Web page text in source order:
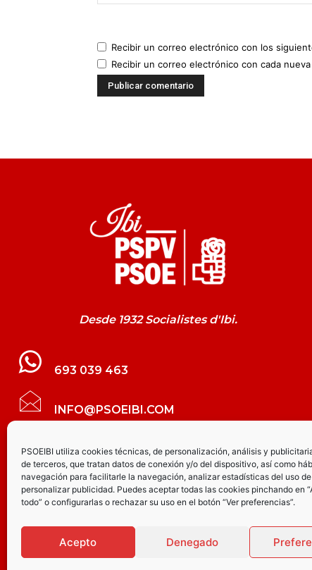
PSOEIBI utiliza cookies técnicas, de personalización, análisis y
de terceros, que tratan datos de conexión y/o del dispositivo, así como
navegación para facilitarle la navegación, analizar estadísticas del uso
personalizar publicidad. Puedes aceptar todas las cookies pinchando en
todo” o configurarlas o rechazar su uso en el botón “Ver preferencias”.
Acepto Denegado
Recibir un correo electrónico con los
Recibir un correo electrónico con cada
Desde 1932 Socialistes d'Ibi.
693 039 463
INFO@PSOEIBI.COM
GRUPO MUNICIPAL SOCIALISTA DE IBI C/
LES ERES, 48 – 3º - DESPACHO PSOE
PARTIDO SOCIALISTA DE IBI AV.
JOAQUÍN VILANOVA, 8 - BAJO